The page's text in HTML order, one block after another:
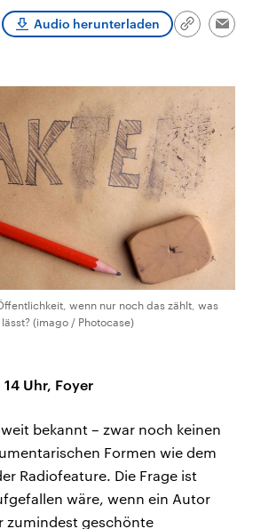
Berichte
Parteien Podcasts
Audio herunterladen
Link
wenn nur noch das zählt, was
(imago / Photocase)
Uhr, Foyer
bekannt – zwar noch keinen
Formen wie dem
Radiofeature. Die Frage ist
wäre, wenn ein Autor
zumindest geschönte